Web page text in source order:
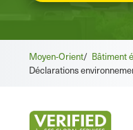
Moyen-Orient/ Bâtiment
Déclarations